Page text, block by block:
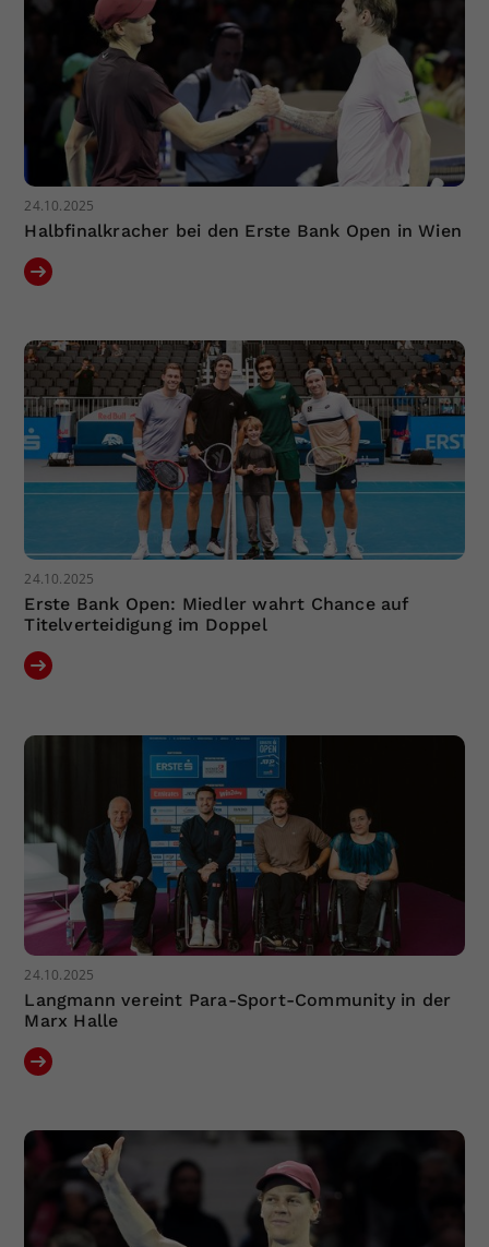
24.10.2025
Halbfinalkracher bei den Erste Bank Open in Wien
24.10.2025
Erste Bank Open: Miedler wahrt Chance auf
Titelverteidigung im Doppel
24.10.2025
Langmann vereint Para-Sport-Community in der
Marx Halle